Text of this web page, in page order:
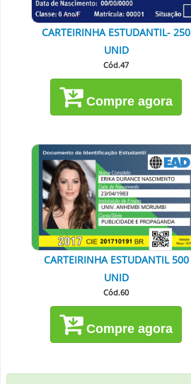
CARTEIRINHA ESTUDANTIL- 250
UNID
Cód.47
Compre agora
CARTEIRINHA ESTUDANTIL 500
UNID
Cód.60
Compre agora